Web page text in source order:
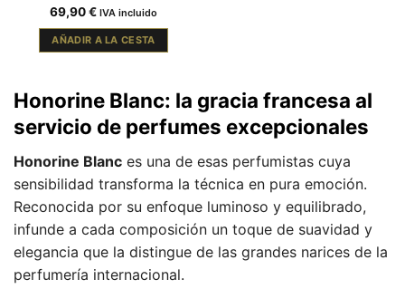
69,90€ IVA incluido
AÑADIR A LA CESTA
Honorine Blanc: la gracia francesa al
servicio de perfumes excepcionales
Honorine Blanc es una de esas perfumistas cuya
sensibilidad transforma la técnica en pura emoción.
Reconocida por su enfoque luminoso y equilibrado,
infunde a cada composición un toque de suavidad y
elegancia que la distingue de las grandes narices de la
perfumería internacional.